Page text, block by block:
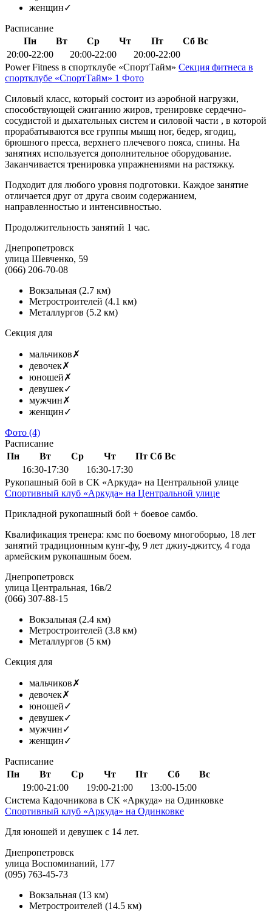
женщин✓
Расписание
Пн
Вт Ср Чт Пт Сб Вс
20:00-22:00
20:00-22:00
20:00-22:00
Power Fitness в спортклубе «СпортТайм» Секция фитнеса в
спортклубе «СпортТайм» 1 Фото
Силовый класс, который состоит из аэробной нагрузки,
способствующей сжиганию жиров, тренировке сердечно-
сосудистой и дыхательных систем и силовой части , в которой
прорабатываются все группы мышц ног, бедер, ягодиц,
брюшного пресса, верхнего плечевого пояса, спины. На
занятиях используется дополнительное оборудование.
Заканчивается тренировка упражнениями на растяжку.
Подходит для любого уровня подготовки. Каждое занятие
отличается друг от друга своим содержанием,
направленностью и интенсивностью.
Продолжительность занятий 1 час.
Днепропетровск
улица Шевченко, 59
(066) 206-70-08
Вокзальная (2.7 км)
Метростроителей (4.1 км)
Металлургов (5.2 км)
Секция для
мальчиков✗
девочек✗
юношей✗
девушек✓
мужчин✗
женщин✓
Фото (4)
Расписание
Пн
Вт Ср Чт Пт Сб Вс
16:30-17:30
16:30-17:30
Рукопашный бой в СК «Аркуда» на Центральной улице
Спортивный клуб «Аркуда» на Центральной улице
Прикладной рукопашный бой + боевое самбо.
Квалификация тренера: кмс по боевому многоборью, 18 лет
занятий традиционным кунг-фу, 9 лет джиу-джитсу, 4 года
армейским рукопашным боем.
Днепропетровск
улица Центральная, 16в/2
(066) 307-88-15
Вокзальная (2.4 км)
Метростроителей (3.8 км)
Металлургов (5 км)
Секция для
мальчиков✗
девочек✗
юношей✓
девушек✓
мужчин✓
женщин✓
Расписание
Пн
Вт Ср Чт Пт Сб
Вс
19:00-21:00
19:00-21:00
13:00-15:00
Система Кадочникова в СК «Аркуда» на Одинковке
Спортивный клуб «Аркуда» на Одинковке
Для юношей и девушек с 14 лет.
Днепропетровск
улица Воспоминаний, 177
(095) 763-45-73
Вокзальная (13 км)
Метростроителей (14.5 км)